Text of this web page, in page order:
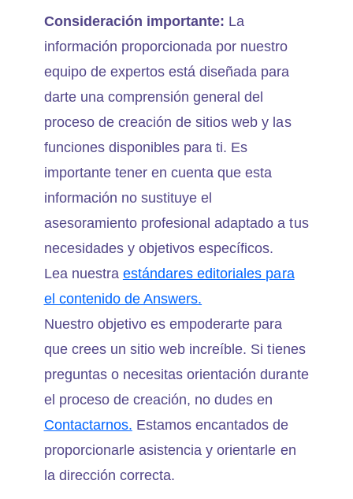
Consideración importante: La
información proporcionada por nuestro
equipo de expertos está diseñada para
darte una comprensión general del
proceso de creación de sitios web y las
funciones disponibles para ti. Es
importante tener en cuenta que esta
información no sustituye el
asesoramiento profesional adaptado a tus
necesidades y objetivos específicos.
Lea nuestra estándares editoriales para
el contenido de Answers.
Nuestro objetivo es empoderarte para
que crees un sitio web increíble. Si tienes
preguntas o necesitas orientación durante
el proceso de creación, no dudes en
Contactarnos. Estamos encantados de
proporcionarle asistencia y orientarle en
la dirección correcta.